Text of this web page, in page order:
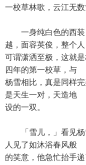
一校草林歌，云江无
一身纯白色的西装
越，面容英俊，整个人
可谓潇洒至极，这就
四年的第一校草，与
杨雪相比，真是同样
是天生一对，天造地
设的一双。
「雪儿，」看见杨
人见了如沐浴春风般
的笑意，他急忙抬手